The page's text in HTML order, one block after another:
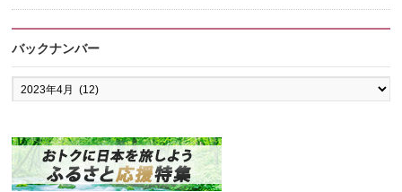
バックナンバー
バ
ッ
ン
バ
ー